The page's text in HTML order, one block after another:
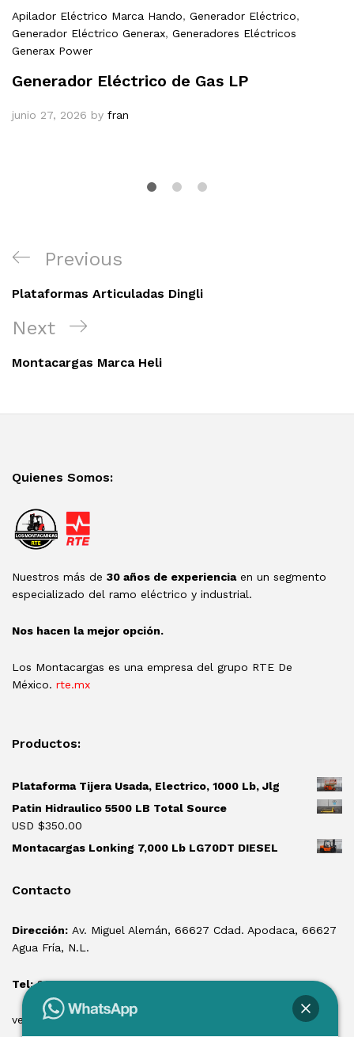
Apilador Eléctrico Marca Hando, Generador Eléctrico,
Generador Eléctrico Generax, Generadores Eléctricos
Generax Power
Generador Eléctrico de Gas LP
junio 27, 2026 by fran
Navegación
entradas
Previous
Post
Previous
Plataformas Articuladas Dingli
Next
Post
Next
Montacargas Marca Heli
Quienes Somos:
Nuestros más de 30 años de experienciaen un segmento
especializado del ramo eléctrico y industrial.
Nos hacen la mejor opción.
Los Montacargas es una empresa del grupo RTE De
México. rte.mx
Productos:
Plataforma Tijera Usada, Electrico, 1000 Lb, Jlg
Patin Hidraulico 5500 LB Total Source
USD $350.00
Montacargas Lonking 7,000 Lb LG70DT DIESEL
Contacto
Dirección: Av. Miguel Alemán, 66627 Cdad. Apodaca, 66627
Agua Fría, N.L.
Tel:81 1550 3100
ventas@losmontacargas.mx